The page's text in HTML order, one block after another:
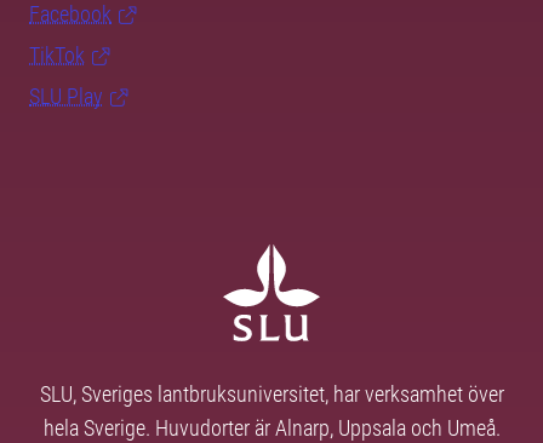
Facebook
TikTok
SLU Play
SLU, Sveriges lantbruksuniversitet, har verksamhet över
hela Sverige. Huvudorter är Alnarp, Uppsala och Umeå.